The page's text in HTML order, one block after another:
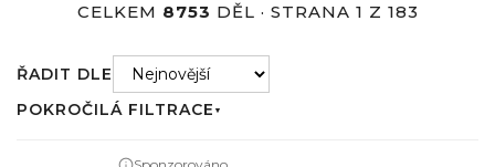
CELKEM 8753 DĚL · STRANA 1 Z 183
ŘADIT DLE
POKROČILÁ FILTRACE ▼